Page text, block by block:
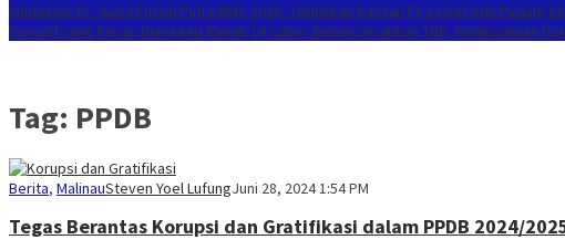
Imbluewo FC Juara Futsal Putra BMC 2026, Taklukkan Banyan FC Lewat Adu Penalti
Inovatif yang Kerap Dianggap Rapuh 14 Cabor Belum Serahkan THB, Pelaksanaan
Tag: PPDB
Berita, MalinauSteven Yoel LufungJuni 28, 2024 1:54 PM
Tegas Berantas Korupsi dan Gratifikasi dalam PPDB 2024/